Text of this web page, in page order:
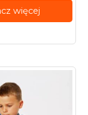
więcej